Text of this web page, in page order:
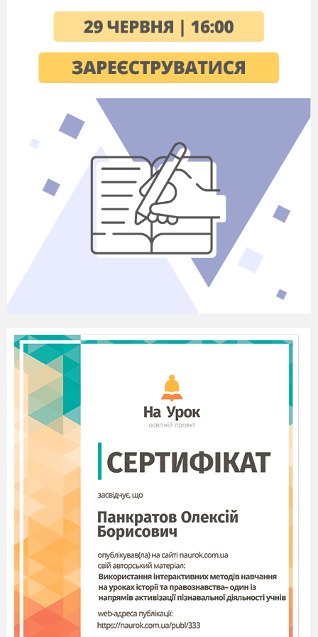
майстрами петриківського розпису були М.
Приймаченко, П. Глущенко, Н. Білокінь, М.
Тимченко.
Характер розпису здебільш рослинний: квіти,
ягоди, плоди, зображалися також птахи та
тварини, рідко – люди.
Кольори
використовуються основні та
допоміжні, яскраві, дзвінкі.
фарби
додавалася суспензія із
яєчного білка та жовтка, яка посилювала
інтенсивність кольору та виразність мазка.
– біле або чорне, зараз може бути
Основний інструмент – пензель-кошарка (з
котячого волосся), його треба тримати трьома
пальцями перпендикулярно до паперу.
паличкою.
Послідовність виконання розпису.
Композиція виконується без нанесення
попередніх начерків. Спочатку зображуються
великі елементи, потім – менші за розміром.
Закінчують малюнок завершальними
штрихами – оживками, які посилюють
виразність елементів, підкреслюють рух та
форму.
В петриківському розписі існує 4 типа
мазків:
"ЗЕРНЯТКО"
– мазок, який починається з
легкого дотику кінчика пензля і закінчується
натиском пензля на його основу. Коли мазки
"зернятко" розміщені по обидві сторони стебла
загостреними кінцями зовні, зображення